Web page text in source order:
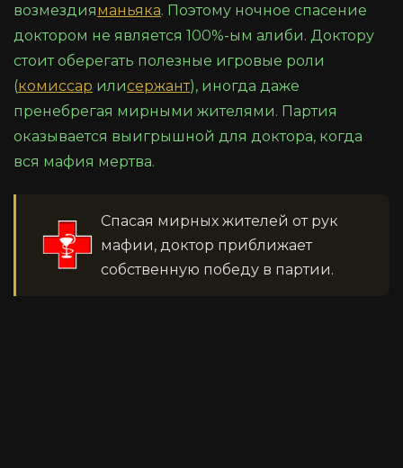
возмездияманьяка. Поэтому ночное спасение
доктором не является 100%-ым алиби. Доктору
стоит оберегать полезные игровые роли
(комиссар илисержант), иногда даже
пренебрегая мирными жителями. Партия
оказывается выигрышной для доктора, когда
вся мафия мертва.
Спасая мирных жителей от рук
мафии, доктор приближает
собственную победу в партии.